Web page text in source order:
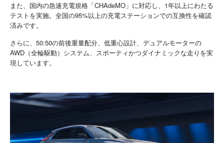
また、国内の急速充電規格「CHAdeMO」に対応し、1年以上にわたる
テストを実施。全国の95%以上の充電ステーションでの互換性を確認
済みです。
さらに、50:50の前後重量配分、低重心設計、デュアルモーターの
AWD（全輪駆動）システム、スポーティかつダイナミックな走りを実
現しています。